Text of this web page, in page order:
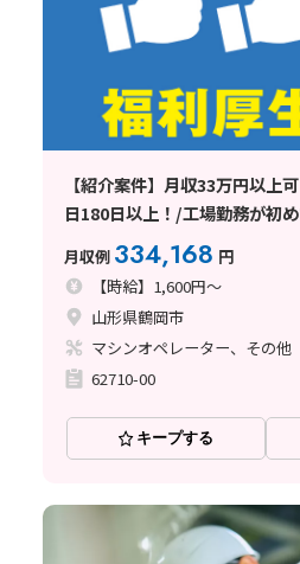
【紹介案件】月収33万円以
日180日以上！/工場勤務が初
月収例 334,168 円
【時給】1,600円～
山形県鶴岡市
マシンオペレーター、その他
62710-00
キープする